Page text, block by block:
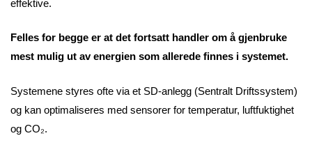
effektive.
Felles for begge er at det fortsatt handler om å gjenbruke
mest mulig ut av energien som allerede finnes i systemet.
Systemene styres ofte via et SD-anlegg (Sentralt Driftssystem)
og kan optimaliseres med sensorer for temperatur, luftfuktighet
og CO₂.